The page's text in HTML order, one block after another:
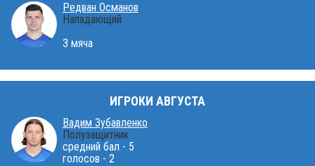
Редван Османов
Нападающий
3 мяча
ИГРОКИ АВГУСТА
Вадим Зубавленко
Полузащитник
средний бал - 5
голосов - 2